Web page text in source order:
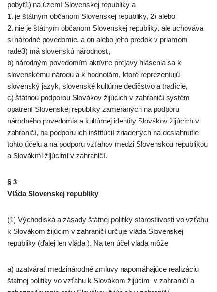
pobyt1) na území Slovenskej republiky a
1. je štátnym občanom Slovenskej republiky, 2) alebo
2. nie je štátnym občanom Slovenskej republiky, ale uchováva
si národné povedomie, a on alebo jeho predok v priamom
rade3) má slovenskú národnosť,
b) národným povedomím aktívne prejavy hlásenia sa k
slovenskému národu a k hodnotám, ktoré reprezentujú
slovenský jazyk, slovenské kultúrne dedičstvo a tradície,
c) štátnou podporou Slovákov žijúcich v zahraničí systém
opatrení Slovenskej republiky zameraných na podporu
národného povedomia a kultúrnej identity Slovákov žijúcich v
zahraničí, na podporu ich inštitúcií zriadených na dosiahnutie
tohto účelu a na podporu vzťahov medzi Slovenskou republikou
a Slovákmi žijúcimi v zahraničí.
§ 3
Vláda Slovenskej republiky
(1) Východiská a zásady štátnej politiky starostlivosti vo vzťahu
k Slovákom žijúcim v zahraničí určuje vláda Slovenskej
republiky (ďalej len vláda ). Na ten účel vláda môže
a) uzatvárať medzinárodné zmluvy napomáhajúce realizáciu
štátnej politiky vo vzťahu k Slovákom žijúcim v zahraničí a